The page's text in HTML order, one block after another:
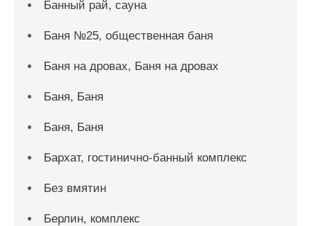
Банный рай, сауна
Баня №25, общественная баня
Баня на дровах, Баня на дровах
Баня, Баня
Баня, Баня
Бархат, гостинично-банный комплекс
Без вмятин
Берлин, комплекс